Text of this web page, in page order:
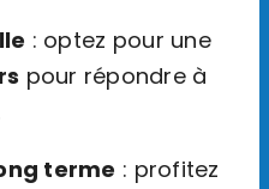
: optez pour une
pour répondre à
terme : profitez